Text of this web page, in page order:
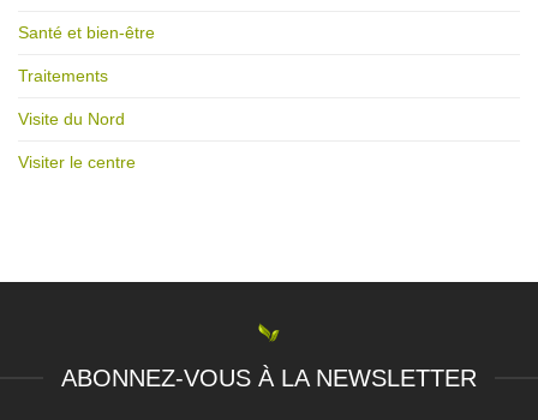
Santé et bien-être
Traitements
Visite du Nord
Visiter le centre
ABONNEZ-VOUS À LA NEWSLETTER